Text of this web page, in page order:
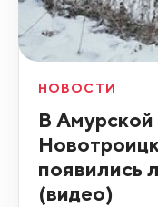
НОВОСТИ
В Амурской
появились
(видео)